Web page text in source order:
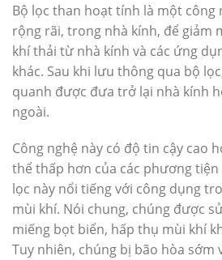
Bộ lọc than hoạt tính là một công
rộng rãi, trong nhà kính, để giảm
khí thải từ nhà kính và các ứng
khác. Sau khi lưu thông qua bộ
quanh được đưa trở lại nhà kính
ngoài.
Công nghệ này có độ tin cậy cao
thể thấp hơn của các phương
lọc này nổi tiếng với công dụng
mùi khí. Nói chung, chúng được
miếng bọt biển, hấp thụ mùi khí
Tuy nhiên, chúng bị bão hòa sớm